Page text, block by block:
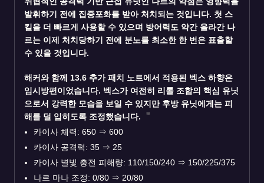
발휘하기 전에 집중포화를 받아 처치되는 것입니다. 첫 스
킬을 더 빠르게 사용할 수 있으며 방어력도 약간 올라간 나
르는 이제 처치당하기 전에 분노를 최소한 한 번은 표출할
수 있을 것입니다.
해커와 함께 13.6 추가 패치 노트에서 적용된 벡스 하향은
임시방편이었습니다. 벡스가 여전히 리롤 조합의 핵심 유닛
으로서 강력한 모습을 보일 수 있지만 후방 유닛에게는 피
해를 덜 입히도록 조정했습니다.
카이사 체력: 650 ⇒ 600
카이사 공격력: 35 ⇒ 25
카이사 별빛 충전 피해량: 110/150/240 ⇒ 150/225/375
나르 마나 조정: 0/80 ⇒ 20/80